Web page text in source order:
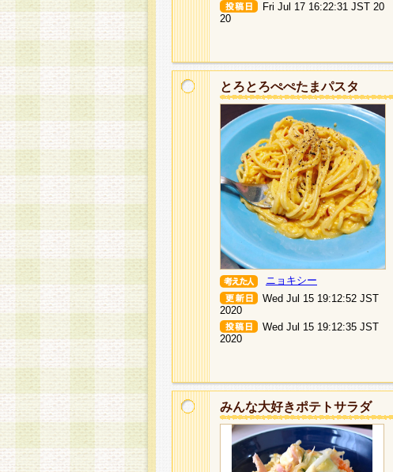
Fri Jul 17 16:22:31 JST 20
20
とろとろぺぺたまパスタ
ニョキシー
Wed Jul 15 19:12:52 JST
2020
Wed Jul 15 19:12:35 JST
2020
みんな大好きポテトサラダ